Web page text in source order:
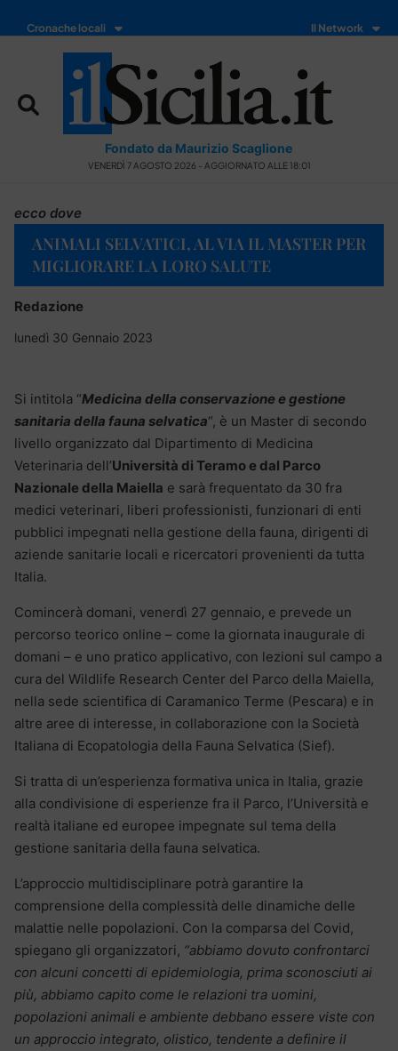
Cronache locali Il Network
Fondato da Maurizio Scaglione
VENERDÌ 7 AGOSTO 2026 - AGGIORNATO ALLE 18:01
ecco dove
ANIMALI SELVATICI, AL VIA IL MASTER PER
MIGLIORARE LA LORO SALUTE
Redazione
lunedì 30 Gennaio 2023
Si intitola “Medicina della conservazione e gestione
sanitaria della fauna selvatica“, è un Master di secondo
livello organizzato dal Dipartimento di Medicina
Veterinaria dell’Università di Teramo e dal Parco
Nazionale della Maiella e sarà frequentato da 30 fra
medici veterinari, liberi professionisti, funzionari di enti
pubblici impegnati nella gestione della fauna, dirigenti di
aziende sanitarie locali e ricercatori provenienti da tutta
Italia.
Comincerà domani, venerdì 27 gennaio, e prevede un
percorso teorico online – come la giornata inaugurale di
domani – e uno pratico applicativo, con lezioni sul campo a
cura del Wildlife Research Center del Parco della Maiella,
nella sede scientifica di Caramanico Terme (Pescara) e in
altre aree di interesse, in collaborazione con la Società
Italiana di Ecopatologia della Fauna Selvatica (Sief).
Si tratta di un’esperienza formativa unica in Italia, grazie
alla condivisione di esperienze fra il Parco, l’Università e
realtà italiane ed europee impegnate sul tema della
gestione sanitaria della fauna selvatica.
L’approccio multidisciplinare potrà garantire la
comprensione della complessità delle dinamiche delle
malattie nelle popolazioni. Con la comparsa del Covid,
spiegano gli organizzatori, “abbiamo dovuto confrontarci
con alcuni concetti di epidemiologia, prima sconosciuti ai
più, abbiamo capito come le relazioni tra uomini,
popolazioni animali e ambiente debbano essere viste con
un approccio integrato, olistico, tendente a definire il